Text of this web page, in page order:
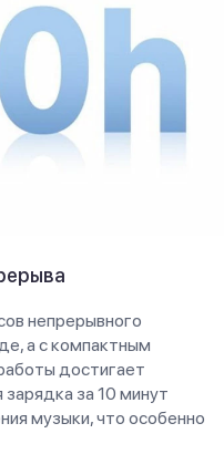
непрерывного
а с компактным
достигает
за 10 минут
музыки, что особенно